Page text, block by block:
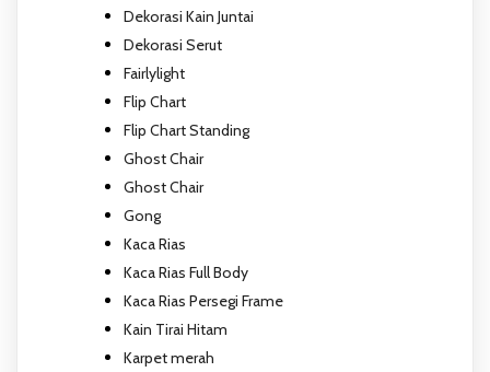
Dekorasi Kain Juntai
Dekorasi Serut
Fairlylight
Flip Chart
Flip Chart Standing
Ghost Chair
Ghost Chair
Gong
Kaca Rias
Kaca Rias Full Body
Kaca Rias Persegi Frame
Kain Tirai Hitam
Karpet merah